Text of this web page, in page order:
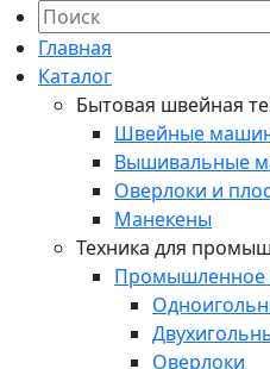
Главная
Каталог
Бытовая швейная
Швейные
Вышивальные
Оверлоки и
Манекены
Техника для
Промышленное
Оверлоки